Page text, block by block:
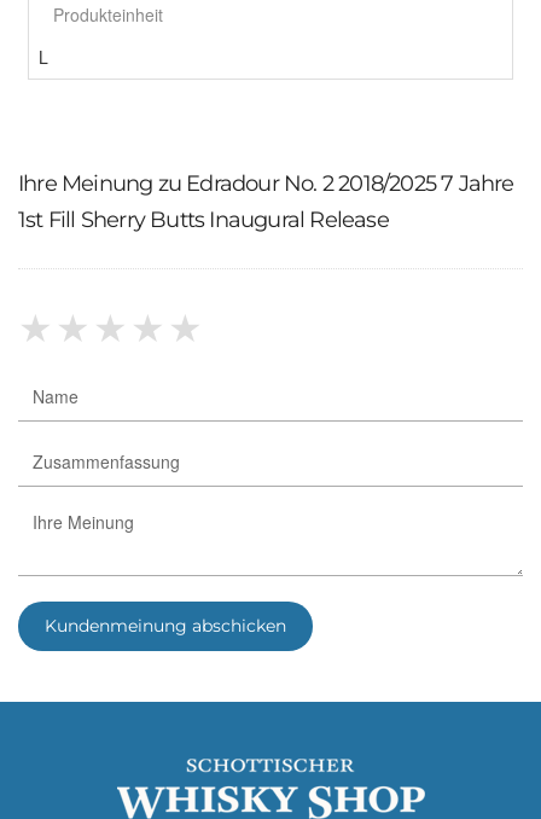
Produkteinheit
L
Ihre Meinung zu Edradour No. 2 2018/2025 7 Jahre
1st Fill Sherry Butts Inaugural Release
★★★★★
Kundenmeinung abschicken